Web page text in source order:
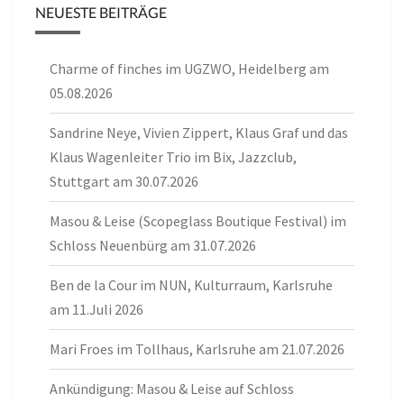
NEUESTE BEITRÄGE
Charme of finches im UGZWO, Heidelberg am
05.08.2026
Sandrine Neye, Vivien Zippert, Klaus Graf und das
Klaus Wagenleiter Trio im Bix, Jazzclub,
Stuttgart am 30.07.2026
Masou & Leise (Scopeglass Boutique Festival) im
Schloss Neuenbürg am 31.07.2026
Ben de la Cour im NUN, Kulturraum, Karlsruhe
am 11.Juli 2026
Mari Froes im Tollhaus, Karlsruhe am 21.07.2026
Ankündigung: Masou & Leise auf Schloss